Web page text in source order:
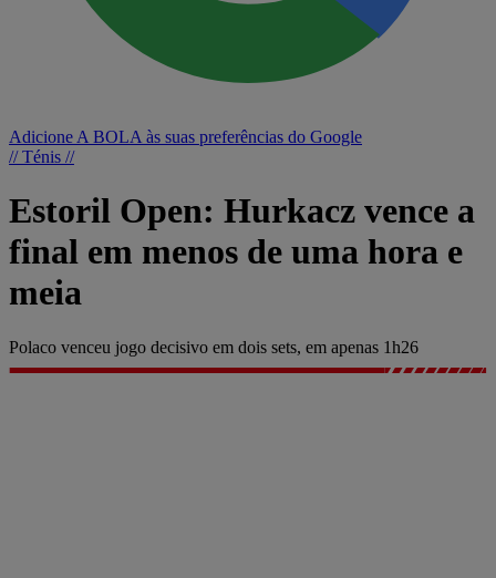
Adicione A BOLA às suas preferências do Google
// Ténis //
Estoril Open: Hurkacz vence a
final em menos de uma hora e
meia
Polaco venceu jogo decisivo em dois sets, em apenas 1h26